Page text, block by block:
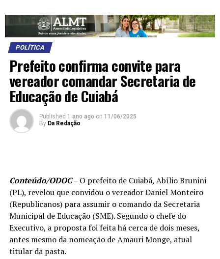
POLÍTICA
Prefeito confirma convite para
vereador comandar Secretaria de
Educação de Cuiabá
Published 1 ano ago on 11/06/2025
By Da Redação
Conteúdo/ODOC– O prefeito de Cuiabá, Abílio Brunini
(PL), revelou que convidou o vereador Daniel Monteiro
(Republicanos) para assumir o comando da Secretaria
Municipal de Educação (SME). Segundo o chefe do
Executivo, a proposta foi feita há cerca de dois meses,
antes mesmo da nomeação de Amauri Monge, atual
titular da pasta.